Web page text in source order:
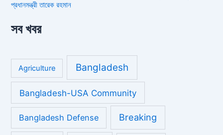
প্রধানমন্ত্রী তারেক রহমান
সব খবর
Agriculture Bangladesh
Bangladesh-USA Community
Bangladesh Defense Breaking